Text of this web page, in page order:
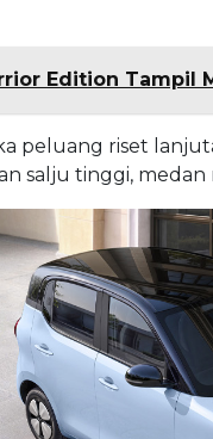
Edition Tampil
peluang riset
salju tinggi,